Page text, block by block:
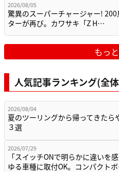
2026/08/05
驚異のスーパーチャージャー!
ターが再び。カワサキ「Z H…
もっ
人気記事ランキング(全
2026/08/04
夏のツーリングから帰ってきたら
３選
2026/07/29
「スイッチONで明らかに違いを
ゆる車種に取付OK。コンパクト